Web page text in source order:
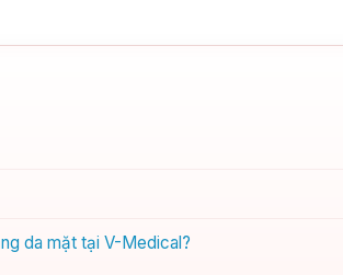
da mặt tại V-Medical?